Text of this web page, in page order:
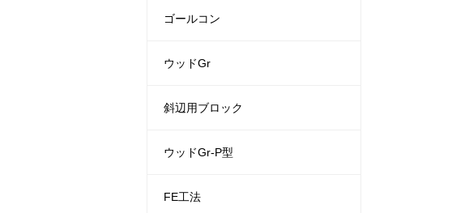
ゴールコン
ウッドGr
斜辺用ブロック
ウッドGr-P型
FE工法